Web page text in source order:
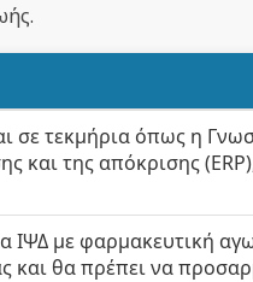
σε τεκμήρια όπως η
και της απόκρισης
ΙΨΔ με φαρμακευτική
και θα πρέπει να